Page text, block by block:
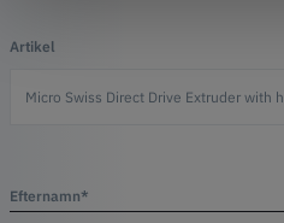
Artikel
Efternamn*